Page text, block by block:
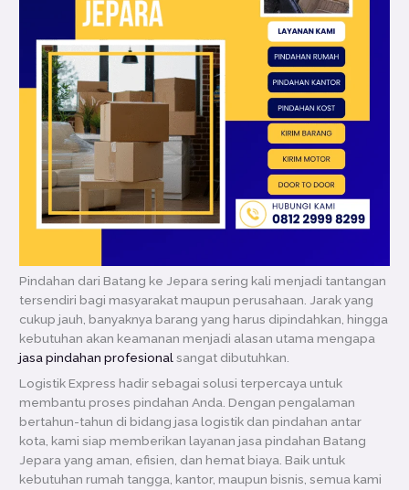
Pindahan dari Batang ke Jepara sering kali menjadi tantangan
tersendiri bagi masyarakat maupun perusahaan. Jarak yang
cukup jauh, banyaknya barang yang harus dipindahkan, hingga
kebutuhan akan keamanan menjadi alasan utama mengapa
jasa pindahan profesionalsangat dibutuhkan.
Logistik Express hadir sebagai solusi terpercaya untuk
membantu proses pindahan Anda. Dengan pengalaman
bertahun-tahun di bidang jasa logistik dan pindahan antar
kota, kami siap memberikan layanan jasa pindahan Batang
Jepara yang aman, efisien, dan hemat biaya. Baik untuk
kebutuhan rumah tangga, kantor, maupun bisnis, semua kami